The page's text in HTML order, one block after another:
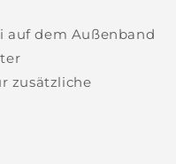
auf dem Außenband
zusätzliche